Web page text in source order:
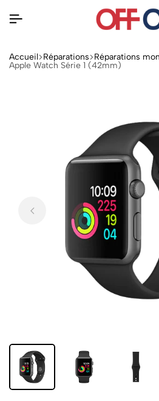
Accueil Réparations Réparations
Apple Watch Série 1 (42mm)